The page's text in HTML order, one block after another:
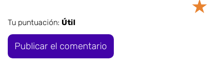
★
Tu puntuación: Útil